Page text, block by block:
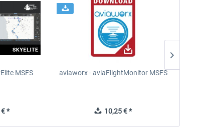
MSFS
*
aviaworx - aviaFlightMonitor MSFS
10,25 € *